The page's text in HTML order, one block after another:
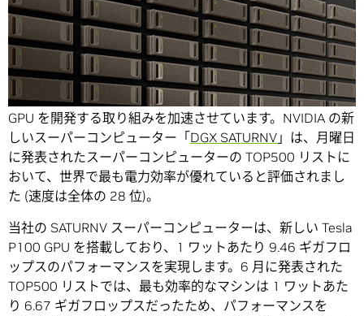
NVIDIA は、これまで以上にスマートな自動車やパワフルな
GPU を開発する取り組みを加速させています。NVIDIA の新
しいスーパーコンピューター「DGX SATURNV 」は、月曜日
に発表されたスーパーコンピューターの TOP500 リストに
おいて、世界で最も電力効率が優れていると評価されまし
た (速度は全体の 28 位)。
当社の SATURNV スーパーコンピューターは、新しい Tesla
P100 GPU を搭載しており、1 ワットあたり 9.46 ギガフロ
ップスのパフォーマンスを実現します。6 月に発表された
TOP500 リストでは、最も効率的なマシンは 1 ワットあた
り 6.67 ギガフロップスだったため、パフォーマンスを